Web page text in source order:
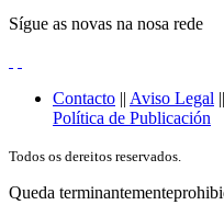
Sígue as novas na nosa rede
Contacto || Aviso Legal ||
Política de Publicación
Todos os dereitos reservados.
Queda